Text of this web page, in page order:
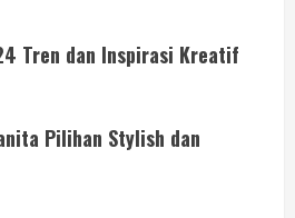
Tren dan Inspirasi Kreatif
Pilihan Stylish dan